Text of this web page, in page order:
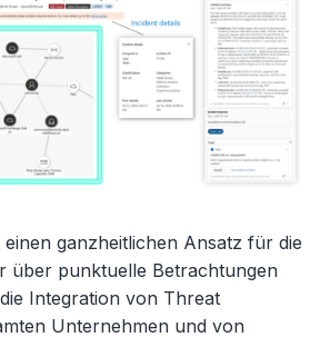
ganzheitlichen Ansatz für die
über punktuelle Betrachtungen
Integration von Threat
Unternehmen und von